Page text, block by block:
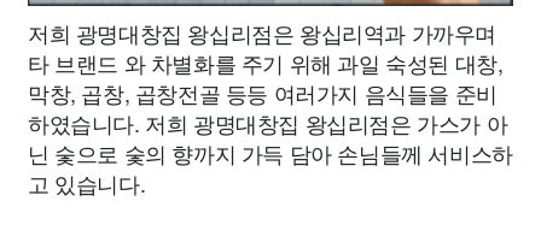
저희 광명대창집 왕십리점은 왕십리역과 가까우며
타 브랜드 와 차별화를 주기 위해 과일 숙성된 대창,
막창, 곱창, 곱창전골 등등 여러가지 음식들을 준비
하였습니다. 저희 광명대창집 왕십리점은 가스가 아
닌 숯으로 숯의 향까지 가득 담아 손님들께 서비스하
고 있습니다.